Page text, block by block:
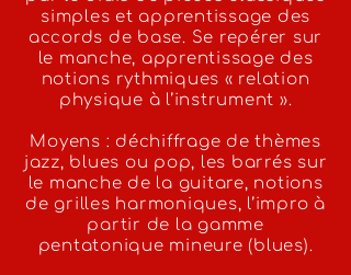
simples et apprentissage des
accords de base. Se repérer sur
le manche, apprentissage des
notions rythmiques « relation
physique à l’instrument ».
Moyens : déchiffrage de thèmes
jazz, blues ou pop, les barrés sur
le manche de la guitare, notions
de grilles harmoniques, l’impro à
partir de la gamme
pentatonique mineure (blues).